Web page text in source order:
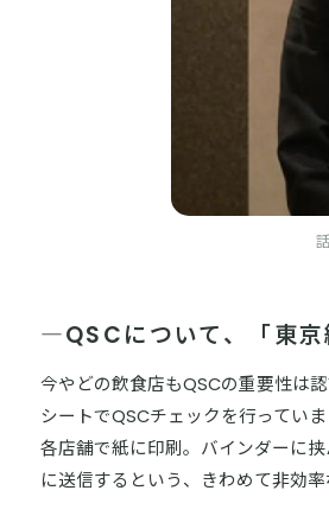
―QSCについて、「東京
今やどの飲食店もQSCの重要性は
シートでQSCチェックを行ってい
各店舗で紙に印刷。バインダーに
に送信するという、きわめて非効率